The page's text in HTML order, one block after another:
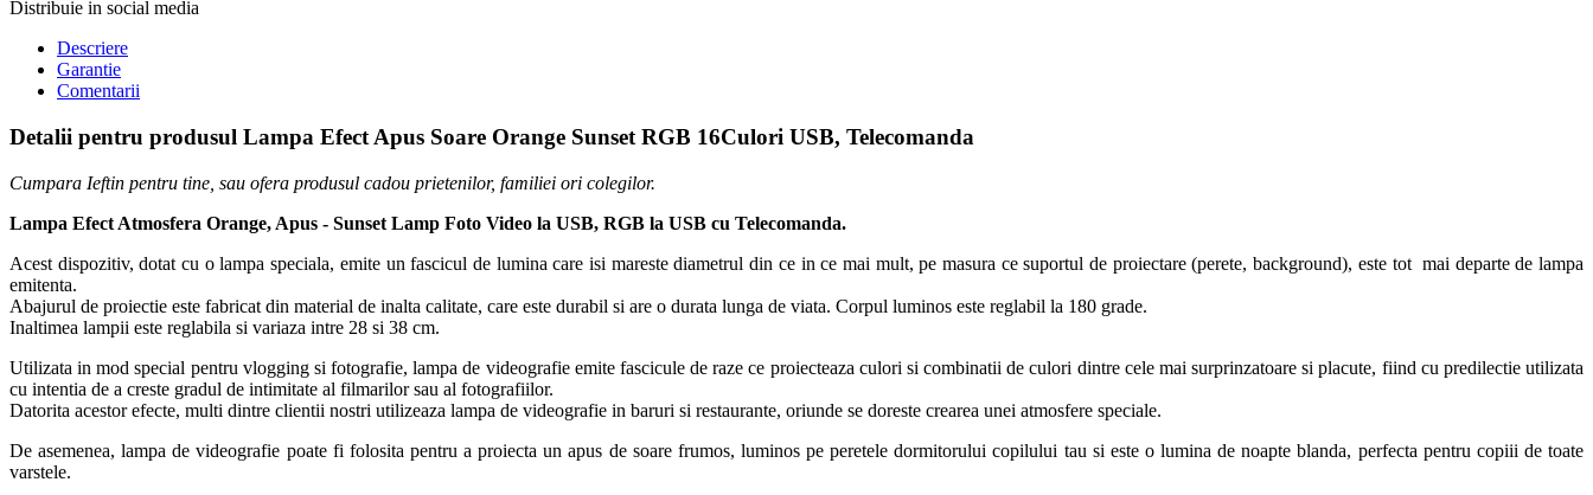
Distribuie in social media
Descriere
Garantie
Comentarii
Detalii pentru produsul Lampa Efect Apus Soare Orange Sunset RGB 16Culori USB, Telecomanda
Cumpara Ieftin pentru tine, sau ofera produsul cadou prietenilor, familiei ori colegilor.
Lampa Efect Atmosfera Orange, Apus - Sunset Lamp Foto Video la USB, RGB la USB cu Telecomanda.
Acest dispozitiv, dotat cu o lampa speciala, emite un fascicul de lumina care isi mareste diametrul din ce in ce mai mult, pe masura ce suportul de proiectare (perete, background), este tot mai departe de lampa
emitenta.
Abajurul de proiectie este fabricat din material de inalta calitate, care este durabil si are o durata lunga de viata. Corpul luminos este reglabil la 180 grade.
Inaltimea lampii este reglabila si variaza intre 28 si 38 cm.
Utilizata in mod special pentru vlogging si fotografie, lampa de videografie emite fascicule de raze ce proiecteaza culori si combinatii de culori dintre cele mai surprinzatoare si placute, fiind cu predilectie utilizata
cu intentia de a creste gradul de intimitate al filmarilor sau al fotografiilor.
Datorita acestor efecte, multi dintre clientii nostri utilizeaza lampa de videografie in baruri si restaurante, oriunde se doreste crearea unei atmosfere speciale.
De asemenea, lampa de videografie poate fi folosita pentru a proiecta un apus de soare frumos, luminos pe peretele dormitorului copilului tau si este o lumina de noapte blanda, perfecta pentru copiii de toate
varstele.